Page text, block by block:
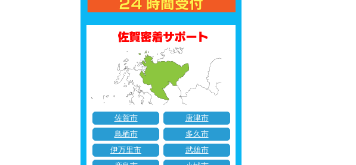
佐賀市
唐津市
鳥栖市
多久市
伊万里市
武雄市